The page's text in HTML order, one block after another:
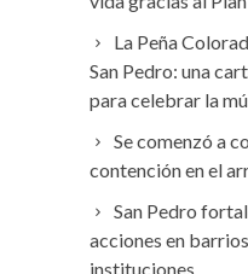
La Peña
San Pedro: una
para celebrar la
Se comenzó a
contención en el
San Pedro
acciones en
instituciones